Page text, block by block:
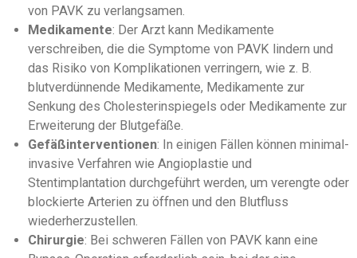
von PAVK zu verlangsamen.
Medikamente: Der Arzt kann Medikamente
verschreiben, die die Symptome von PAVK lindern und
das Risiko von Komplikationen verringern, wie z. B.
blutverdünnende Medikamente, Medikamente zur
Senkung des Cholesterinspiegels oder Medikamente zur
Erweiterung der Blutgefäße.
Gefäßinterventionen: In einigen Fällen können minimal-
invasive Verfahren wie Angioplastie und
Stentimplantation durchgeführt werden, um verengte oder
blockierte Arterien zu öffnen und den Blutfluss
wiederherzustellen.
Chirurgie: Bei schweren Fällen von PAVK kann eine